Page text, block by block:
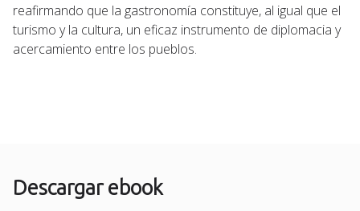
reafirmando que la gastronomía constituye, al igual que el
turismo y la cultura, un eficaz instrumento de diplomacia y
acercamiento entre los pueblos.
Descargar ebook